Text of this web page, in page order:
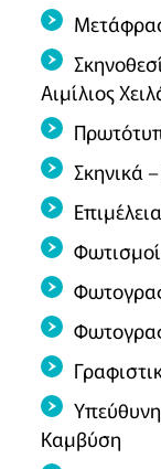
Αιμίλιος
Σκηνικά
Καμβύση